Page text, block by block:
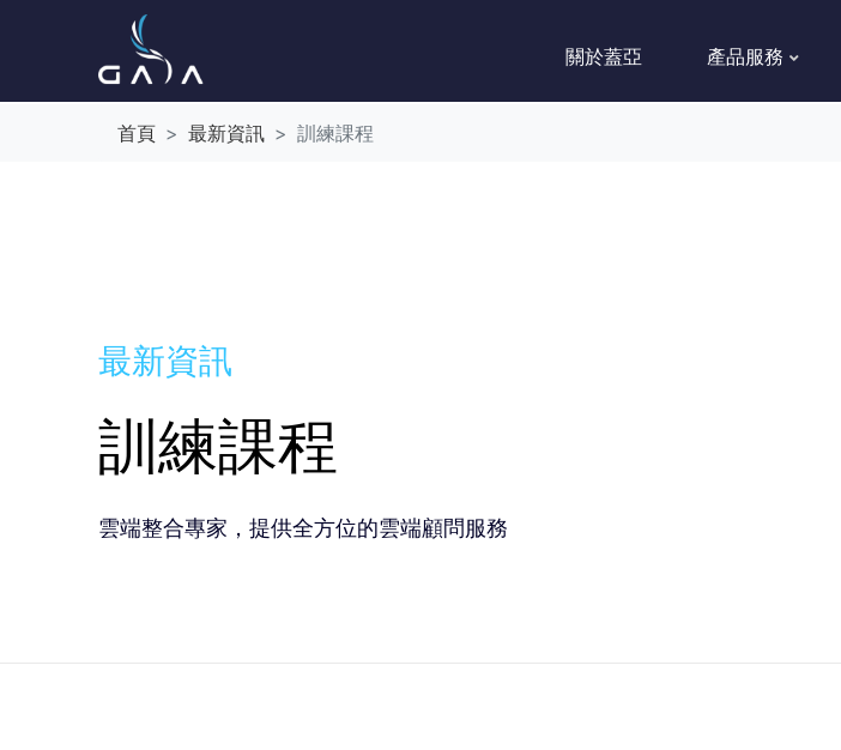
關於蓋亞 產品服務
首頁 最新資訊 訓練課程
最新資訊
訓練課程
雲端整合專家，提供全方位的雲端顧問服務